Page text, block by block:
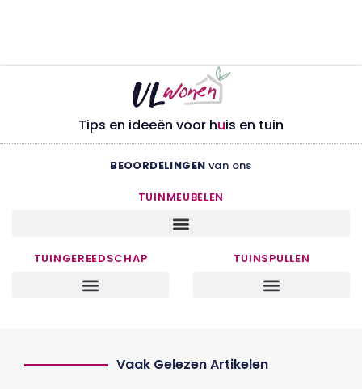
Tips en ideeën voor huis en tuin
BEOORDELINGEN van ons
TUINMEUBELEN
TUINGEREEDSCHAP TUINSPULLEN
Vaak Gelezen Artikelen